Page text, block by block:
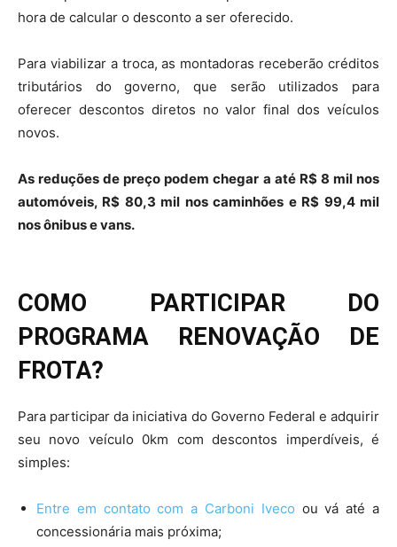
hora de calcular o desconto a ser oferecido.
Para viabilizar a troca, as montadoras receberão créditos
tributários do governo, que serão utilizados para
oferecer descontos diretos no valor final dos veículos
novos.
As reduções de preço podem chegar a até R$ 8 mil nos
automóveis, R$ 80,3 mil nos caminhões e R$ 99,4 mil
nos ônibus e vans.
COMO PARTICIPAR DO
PROGRAMA RENOVAÇÃO DE
FROTA?
Para participar da iniciativa do Governo Federal e adquirir
seu novo veículo 0km com descontos imperdíveis, é
simples:
Entre em contato com a Carboni Iveco ou vá até a
concessionária mais próxima;